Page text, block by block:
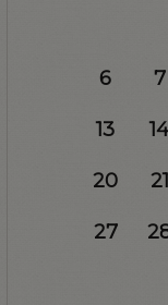
6 7
13 14
20 21
27